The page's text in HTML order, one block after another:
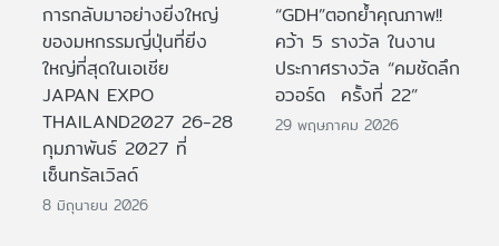
การกลับมาอย่างยิ่งใหญ่
ของมหกรรมญี่ปุ่นที่ยิ่ง
ใหญ่ที่สุดในเอเชีย
JAPAN EXPO
THAILAND2027 26-28
กุมภาพันธ์ 2027 ที่
เซ็นทรัลเวิลด์
8 มิถุนายน 2026
“GDH”ตอกย้ำคุณภาพ!!
คว้า 5 รางวัล ในงาน
ประกาศรางวัล “คมชัดลึก
อวอร์ด ครั้งที่ 22”
29 พฤษภาคม 2026